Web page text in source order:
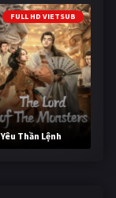
FULL HD VIETSUB
Yêu Thần Lệnh